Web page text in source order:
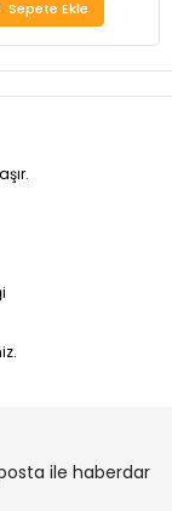
Sepete Ekle
ile haberdar